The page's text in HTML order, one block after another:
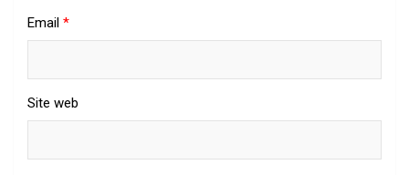
Email *
Site web